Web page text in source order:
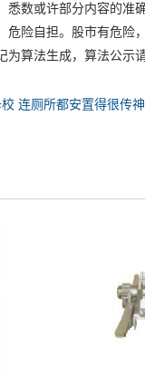
悉数或许部分内容的
危险自担。股市有危
算法生成，算法公示
连厕所都安置得很传神